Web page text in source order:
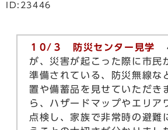
ID:23446
１0/３ 防災センター見学
が、災害が起こった際に市民
準備されている、防災無線な
置や備蓄品を見せていただき
ら、ハザードマップやエリア
点検し、家族で非常時の避難